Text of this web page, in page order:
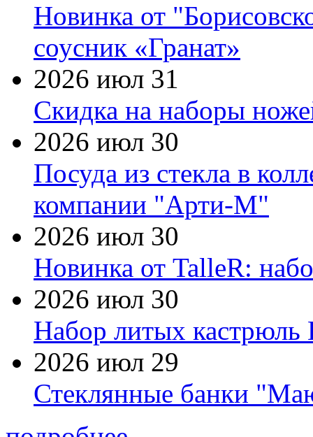
Новинка от
соусник «Гранат»
2026 июл 31
Скидка на наборы
2026 июл 30
Посуда из стекла в
компании "Арти-М"
2026 июл 30
Новинка от TalleR:
2026 июл 30
Набор литых кастрюль
2026 июл 29
Стеклянные банки